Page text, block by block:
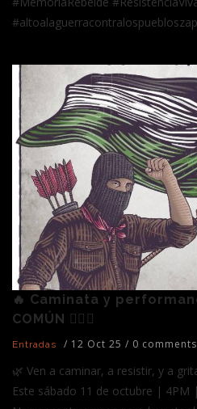
🔥 Caminata y
COMÚN ✊🏽🌱
Entradas / 12 Oct 25 / 0 comments
🌿 Ven a caminar, a resistir, y a
Este sábado 11 de octubre | 4PM